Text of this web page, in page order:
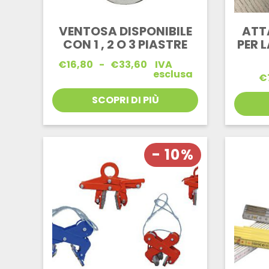
VENTOSA DISPONIBILE
CON 1 , 2 O 3 PIASTRE
€16,80 - €33,60
Fascia
di
da
€16,80
a
€33,60
IVA
esclusa
SCOPRI DI PIÙ
PER
€
- 10%